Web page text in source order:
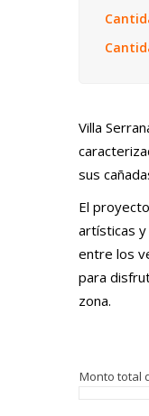
Villa
sus
El
artísticas
entre los
para
zona.
Monto total